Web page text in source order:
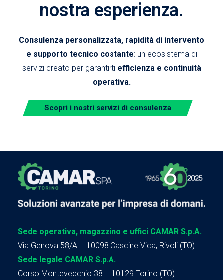
nostra esperienza.
Consulenza personalizzata, rapidità di intervento
e supporto tecnico costante: un ecosistema di
servizi creato per garantirti efficienza e continuità
operativa.
Scopri i nostri servizi di consulenza
Sede operativa, magazzino e uffici CAMAR S.p.A.
Via Genova 58/A – 10098 Cascine Vica, Rivoli (TO)
Sede legale CAMAR S.p.A.
Corso Montevecchio 38 – 10129 Torino (TO)